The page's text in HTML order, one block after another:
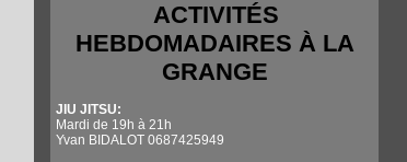
ACTIVITÉS
HEBDOMADAIRES À LA
GRANGE
JIU JITSU:
Mardi de 19h à 21h
Yvan BIDALOT 0687425949